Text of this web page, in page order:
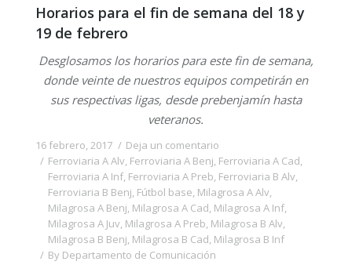
Horarios para el fin de semana del 18 y
19 de febrero
Desglosamos los horarios para este fin de semana,
donde veinte de nuestros equipos competirán en
sus respectivas ligas, desde prebenjamín hasta
veteranos.
16 febrero, 2017
Deja un comentario
Ferroviaria A Alv Ferroviaria A Benj Ferroviaria A Cad
Ferroviaria A Inf Ferroviaria A Preb Ferroviaria B Alv
Ferroviaria B Benj Fútbol base Milagrosa A Alv
Milagrosa A Benj Milagrosa A Cad Milagrosa A Inf
Milagrosa A Juv Milagrosa A Preb Milagrosa B Alv
Milagrosa B Benj Milagrosa B Cad Milagrosa B Inf
By Departamento de Comunicación